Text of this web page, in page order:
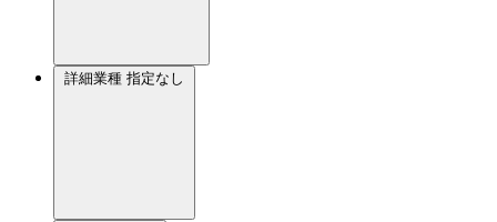
詳細業種 指定なし